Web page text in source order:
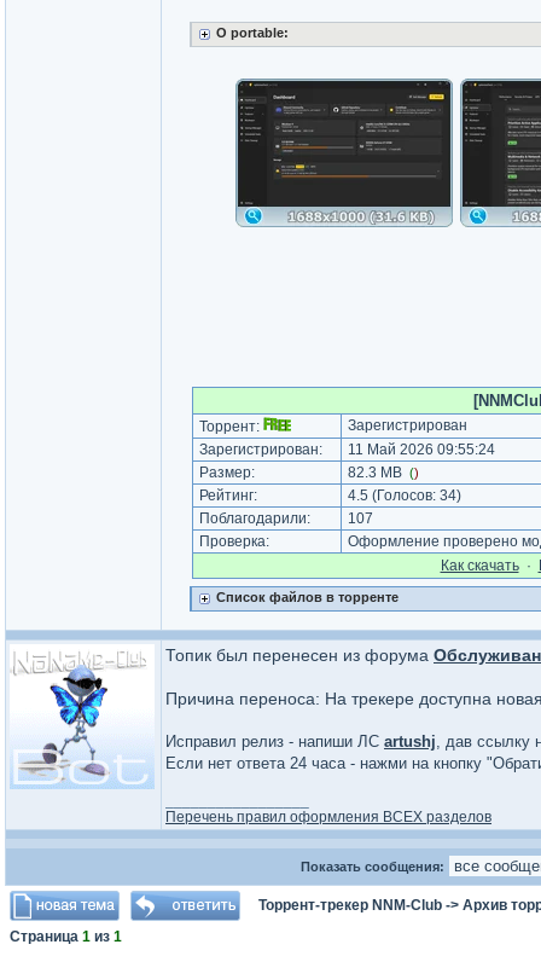
O portable:
Торрент:
Зарегистрирован
Зарегистрирован:
11 Май 2026 09:55:24
Размер:
82.3 MB ()
Рейтинг: 4.5 (Голосов: 34)
Поблагодарили:
107
Проверка:
Оформление проверено
Как cкачать·
Список файлов в торренте
Топик был перенесен из форума
Причина переноса: На трекере доступна
Исправил релиз - напиши ЛС artushj, дав ссылку
Если нет ответа 24 часа - нажми на кнопку
Перечень правил оформления ВСЕХ разделов
Показать сообщения:
Торрент-трекер NNM-Club -> Архив
Страница 1 из 1